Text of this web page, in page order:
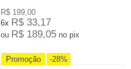
R$ 199,00
6x R$ 33,17
ou R$ 189,05 no pix
Promoção -28%